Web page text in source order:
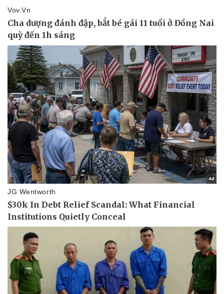
Tin nóng
Tư vấn luật
Phân tích